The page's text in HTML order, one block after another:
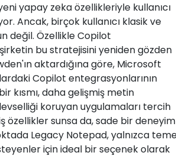
yapay zeka özellikleriyle kullanıcı
Ancak, birçok kullanıcı klasik ve
değil. Özellikle Copilot
bu stratejisini yeniden gözden
aktardığına göre, Microsoft
Copilot entegrasyonlarının
kısmı, daha gelişmiş metin
koruyan uygulamaları tercih
sunsa da, sade bir deneyim
Legacy Notepad, yalnızca
için ideal bir seçenek olarak